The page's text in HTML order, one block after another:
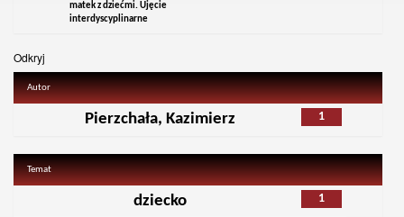
matek z dziećmi. Ujęcie
interdyscyplinarne
Odkryj
Autor
1
Pierzchała, Kazimierz
Temat
1
dziecko